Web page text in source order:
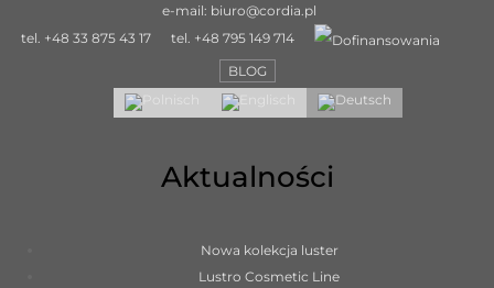
e-mail: biuro@cordia.pl
tel. +48 33 875 43 17 tel. +48 795 149 714
BLOG
Aktualności
Nowa kolekcja luster
Lustro Cosmetic Line